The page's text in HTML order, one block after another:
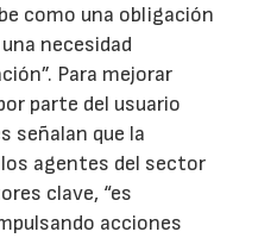
como una obligación
necesidad
Para mejorar
parte del usuario
señalan que la
agentes del sector
clave, “es
acciones